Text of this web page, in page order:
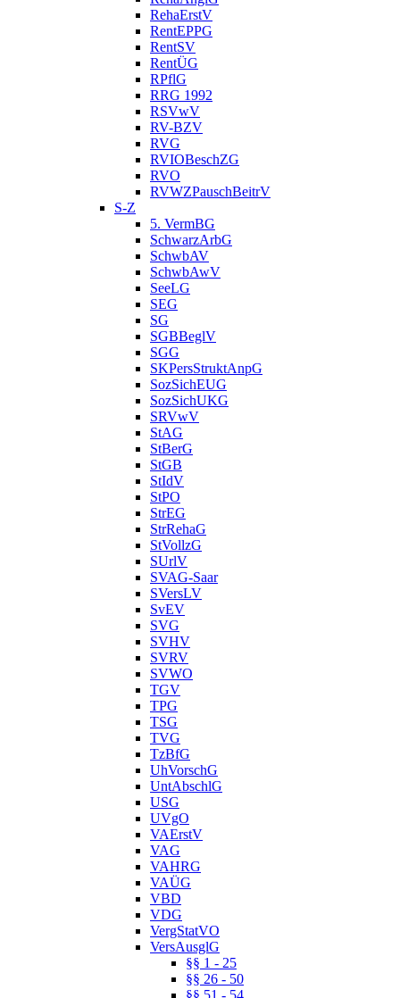
RehaErstV
RentEPPG
RentSV
RentÜG
RPflG
RRG 1992
RSVwV
RV-BZV
RVG
RVIOBeschZG
RVO
RVWZPauschBeitrV
S-Z
5. VermBG
SchwarzArbG
SchwbAV
SchwbAwV
SeeLG
SEG
SG
SGBBeglV
SGG
SKPersStruktAnpG
SozSichEUG
SozSichUKG
SRVwV
StAG
StBerG
StGB
StIdV
StPO
StrEG
StrRehaG
StVollzG
SUrlV
SVAG-Saar
SVersLV
SvEV
SVG
SVHV
SVRV
SVWO
TGV
TPG
TSG
TVG
TzBfG
UhVorschG
UntAbschlG
USG
UVgO
VAErstV
VAG
VAHRG
VAÜG
VBD
VDG
VergStatVO
VersAusglG
§§ 1 - 25
§§ 26 - 50
§§ 51 - 54